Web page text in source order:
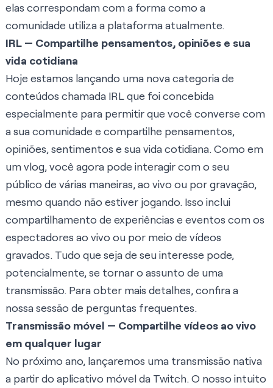
elas correspondam com a forma como a
comunidade utiliza a plataforma atualmente.
IRL — Compartilhe pensamentos, opiniões e sua
vida cotidiana
Hoje estamos lançando uma nova categoria de
conteúdos chamada IRLque foi concebida
especialmente para permitir que você converse com
a sua comunidade e compartilhe pensamentos,
opiniões, sentimentos e sua vida cotidiana. Como em
um vlog, você agora pode interagir com o seu
público de várias maneiras, ao vivo ou por gravação,
mesmo quando não estiver jogando. Isso inclui
compartilhamento de experiências e eventos com os
espectadores ao vivo ou por meio de vídeos
gravados. Tudo que seja de seu interesse pode,
potencialmente, se tornar o assunto de uma
transmissão. Para obter mais detalhes,confira a
nossa sessão de perguntas frequentes.
Transmissão móvel — Compartilhe vídeos ao vivo
em qualquer lugar
No próximo ano, lançaremos uma transmissão nativa
a partir do aplicativo móvel da Twitch. O nosso intuito